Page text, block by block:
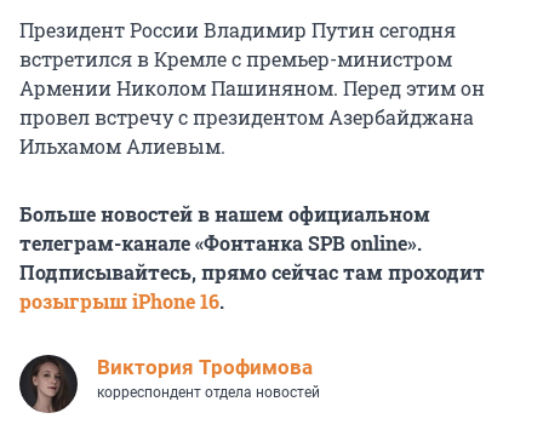
Президент России Владимир Путин сегодня
встретился в Кремле с премьер-министром
Армении Николом Пашиняном. Перед этим он
провел встречу с президентом Азербайджана
Ильхамом Алиевым.
Больше новостей в нашем официальном
телеграм-канале «Фонтанка SPB online».
Подписывайтесь, прямо сейчас там проходит
розыгрыш iPhone 16.
Виктория Трофимова
корреспондент отдела новостей